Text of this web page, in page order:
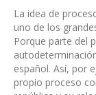
La idea de
uno de los
Porque parte del
español. Así, por
propio proceso